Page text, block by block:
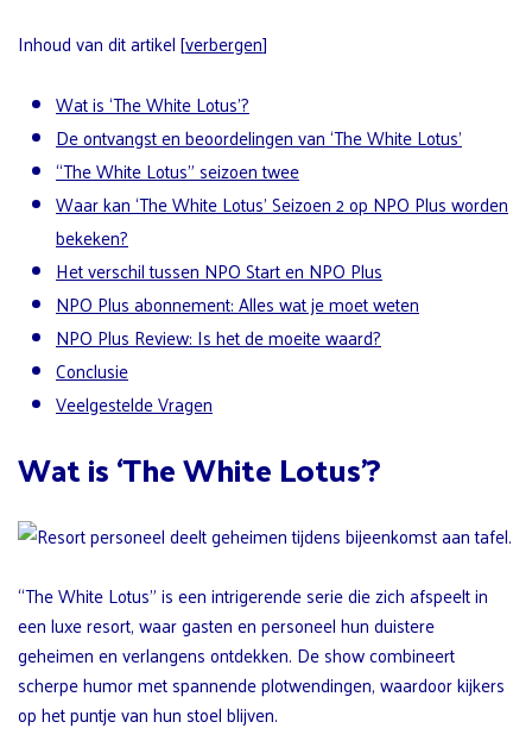
Inhoud van dit artikel[verbergen]
Wat is ‘The White Lotus’?
De ontvangst en beoordelingen van ‘The White Lotus’
“The White Lotus” seizoen twee
Waar kan ‘The White Lotus’ Seizoen 2 op NPO Plus worden
bekeken?
Het verschil tussen NPO Start en NPO Plus
NPO Plus abonnement: Alles wat je moet weten
NPO Plus Review: Is het de moeite waard?
Conclusie
Veelgestelde Vragen
Wat is ‘The White Lotus’?
“The White Lotus” is een intrigerende serie die zich afspeelt in
een luxe resort, waar gasten en personeel hun duistere
geheimen en verlangens ontdekken. De show combineert
scherpe humor met spannende plotwendingen, waardoor kijkers
op het puntje van hun stoel blijven.